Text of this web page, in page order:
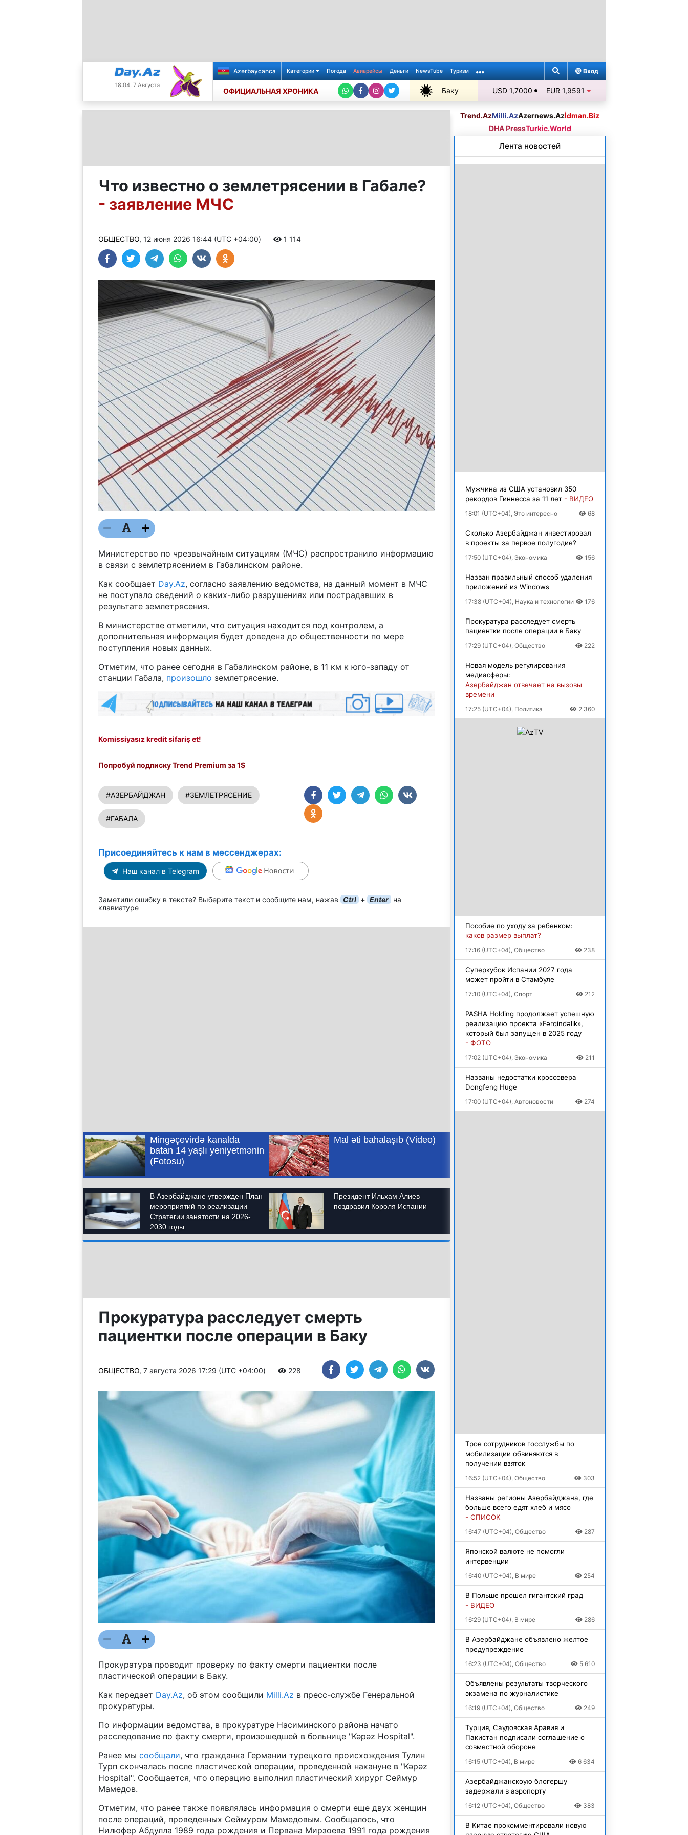
18:04, 7 Августа
Azərbaycanca Категории Погода Авиарейсы Деньги NewsTube Туризм Вход
ОФИЦИАЛЬНАЯ ХРОНИКА Баку
+31℃
USD 1,7000 EUR 1,9591
Что известно о землетрясении в Габале?
- заявление МЧС
ОБЩЕСТВО, 12 июня 2026 16:44 (UTC +04:00) 1 114
Министерство по чрезвычайным ситуациям (МЧС) распространило информацию
в связи с землетрясением в Габалинском районе.
Как сообщает Day.Az, согласно заявлению ведомства, на данный момент в МЧС
не поступало сведений о каких-либо разрушениях или пострадавших в
результате землетрясения.
В министерстве отметили, что ситуация находится под контролем, а
дополнительная информация будет доведена до общественности по мере
поступления новых данных.
Отметим, что ранее сегодня в Габалинском районе, в 11 км к юго-западу от
станции Габала, произошло землетрясение.
Komissiyasız kredit sifariş et!
Попробуй подписку Trend Premium за 1$
#АЗЕРБАЙДЖАН #ЗЕМЛЕТРЯСЕНИЕ
#ГАБАЛА
Присоединяйтесь к нам в мессенджерах:
Наш канал в Telegram
Заметили ошибку в тексте? Выберите текст и сообщите нам, нажав Ctrl + Enter на
клавиатуре
Прокуратура расследует смерть
пациентки после операции в Баку
ОБЩЕСТВО, 7 августа 2026 17:29 (UTC +04:00) 228
Прокуратура проводит проверку по факту смерти пациентки после
пластической операции в Баку.
Как передает Day.Az, об этом сообщили Milli.Az в пресс-службе Генеральной
прокуратуры.
По информации ведомства, в прокуратуре Насиминского района начато
расследование по факту смерти, произошедшей в больнице "Kəpəz Hospital".
Ранее мы сообщали, что гражданка Германии турецкого происхождения Тулин
Турп скончалась после пластической операции, проведенной накануне в "Kəpəz
Hospital". Сообщается, что операцию выполнил пластический хирург Сеймур
Мамедов.
Отметим, что ранее также появлялась информация о смерти еще двух женщин
после операций, проведенных Сеймуром Мамедовым. Сообщалось, что
Нилюфер Абдулла 1989 года рождения и Первана Мирзоева 1991 года рождения
Trend.AzMilli.AzAzernews.Azİdman.Biz
DHA PressTurkic.World
Лента новостей
Мужчина из США установил 350
рекордов Гиннесса за 11 лет - ВИДЕО
18:01 (UTC+04), Это интересно 68
Сколько Азербайджан инвестировал
в проекты за первое полугодие?
17:50 (UTC+04), Экономика 156
Назван правильный способ удаления
приложений из Windows
17:38 (UTC+04), Наука и технологии 176
Прокуратура расследует смерть
пациентки после операции в Баку
17:29 (UTC+04), Общество 222
Новая модель регулирования
медиасферы:
Азербайджан отвечает на вызовы
времени
17:25 (UTC+04), Политика 2 360
Пособие по уходу за ребенком:
каков размер выплат?
17:16 (UTC+04), Общество 238
Суперкубок Испании 2027 года
может пройти в Стамбуле
17:10 (UTC+04), Спорт 212
PASHA Holding продолжает успешную
реализацию проекта «Fərqindəlik»,
который был запущен в 2025 году
- ФОТО
17:02 (UTC+04), Экономика 211
Названы недостатки кроссовера
Dongfeng Huge
17:00 (UTC+04), Автоновости 274
Трое сотрудников госслужбы по
мобилизации обвиняются в
получении взяток
16:52 (UTC+04), Общество 303
Названы регионы Азербайджана, где
больше всего едят хлеб и мясо
- СПИСОК
16:47 (UTC+04), Общество 287
Японской валюте не помогли
интервенции
16:40 (UTC+04), В мире 254
В Польше прошел гигантский град
- ВИДЕО
16:29 (UTC+04), В мире 286
В Азербайджане объявлено желтое
предупреждение
16:23 (UTC+04), Общество 5 610
Объявлены результаты творческого
экзамена по журналистике
16:19 (UTC+04), Общество 249
Турция, Саудовская Аравия и
Пакистан подписали соглашение о
совместной обороне
16:15 (UTC+04), В мире 6 634
Азербайджанскоую блогершу
задержали в аэропорту
16:12 (UTC+04), Общество 383
В Китае прокомментировали новую